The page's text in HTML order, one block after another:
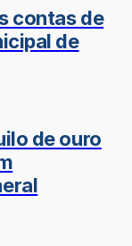
contas de
de
de ouro